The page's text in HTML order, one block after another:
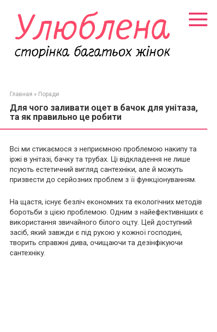
контенту
Главная » Поради
Для чого заливати оцет в бачок для унітаза,
та як правильно це робити
Всі ми стикаємося з неприємною проблемою накипу та
іржі в унітазі, бачку та трубах. Ці відкладення не лише
псують естетичний вигляд сантехніки, але й можуть
призвести до серйозних проблем з її функціонуванням.
На щастя, існує безліч економних та екологічних методів
боротьби з цією проблемою. Одним з найефективніших є
використання звичайного білого оцту. Цей доступний
засіб, який завжди є під рукою у кожної господині,
творить справжні дива, очищаючи та дезінфікуючи
сантехніку.